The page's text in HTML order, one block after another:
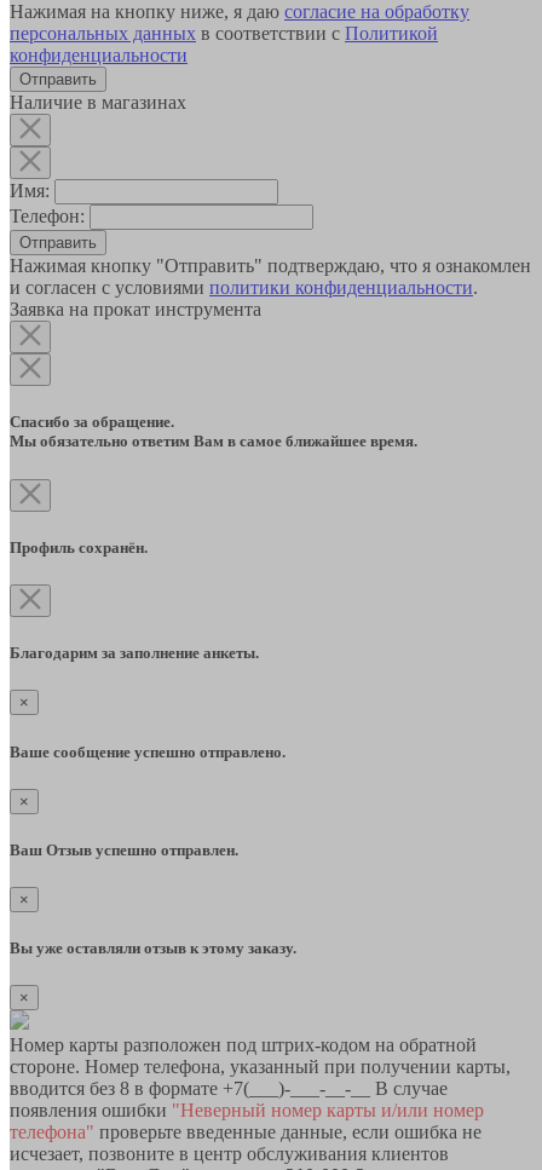
Нажимая на кнопку ниже, я даю согласие на обработку
персональных данных в соответствии с Политикой
конфиденциальности
Наличие в магазинах
Имя:
Телефон:
Отправить
Нажимая кнопку "Отправить" подтверждаю, что я ознакомлен
и согласен с условиями политики конфиденциальности.
Заявка на прокат инструмента
Спасибо за обращение.
Мы обязательно ответим Вам в самое ближайшее время.
Профиль сохранён.
Благодарим за заполнение анкеты.
×
Ваше сообщение успешно отправлено.
×
Ваш Отзыв успешно отправлен.
×
Вы уже оставляли отзыв к этому заказу.
×
Номер карты разположен под штрих-кодом на обратной
стороне. Номер телефона, указанный при получении карты,
вводится без 8 в формате +7(___)-___-__-__ В случае
появления ошибки "Неверный номер карты и/или номер
телефона" проверьте введенные данные, если ошибка не
исчезает, позвоните в центр обслуживания клиентов